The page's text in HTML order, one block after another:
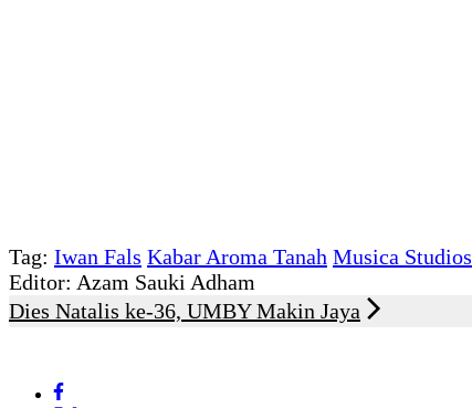
Tag: Iwan Fals Kabar Aroma Tanah Musica Studios
Editor: Azam Sauki Adham
Dies Natalis ke-36, UMBY Makin Jaya